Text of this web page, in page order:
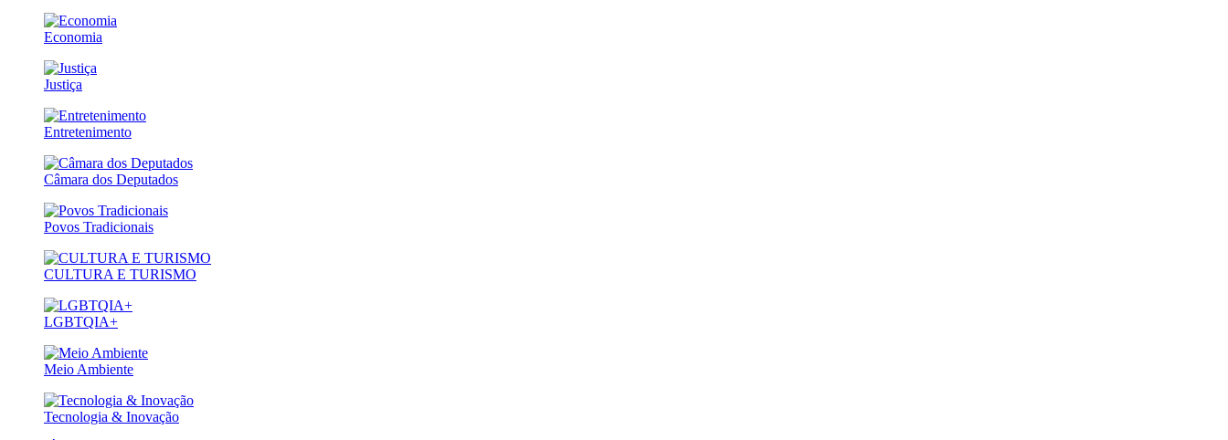
Economia
Justiça
Entretenimento
Câmara dos Deputados
Povos Tradicionais
CULTURA E TURISMO
LGBTQIA+
Meio Ambiente
Tecnologia & Inovação